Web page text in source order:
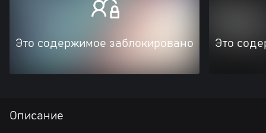
Это содержимое заблокировано Это
Описание